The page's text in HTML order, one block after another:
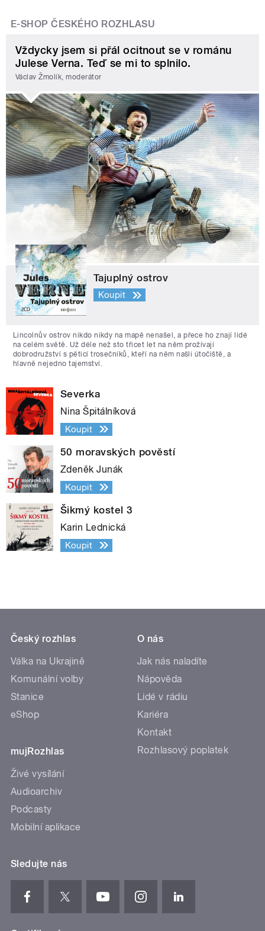
E-SHOP ČESKÉHO ROZHLASU
Vždycky jsem si přál ocitnout se v románu
Julese Verna. Teď se mi to splnilo.
Václav Žmolík, moderátor
Tajuplný ostrov
Koupit
Lincolnův ostrov nikdo nikdy na mapě nenašel, a přece ho znají lidé
na celém světě. Už déle než sto třicet let na něm prožívají
dobrodružství s pěticí trosečníků, kteří na něm našli útočiště, a
hlavně nejedno tajemství.
Severka
Nina Špitálníková
Koupit
50 moravských pověstí
Zdeněk Junák
Koupit
Šikmý kostel 3
Karin Lednická
Koupit
Český rozhlas
Válka na Ukrajině
Komunální volby
Stanice
eShop
mujRozhlas
Živé vysílání
Audioarchiv
Podcasty
Mobilní aplikace
O nás
Jak nás naladíte
Nápověda
Lidé v rádiu
Kariéra
Kontakt
Rozhlasový poplatek
Sledujte nás